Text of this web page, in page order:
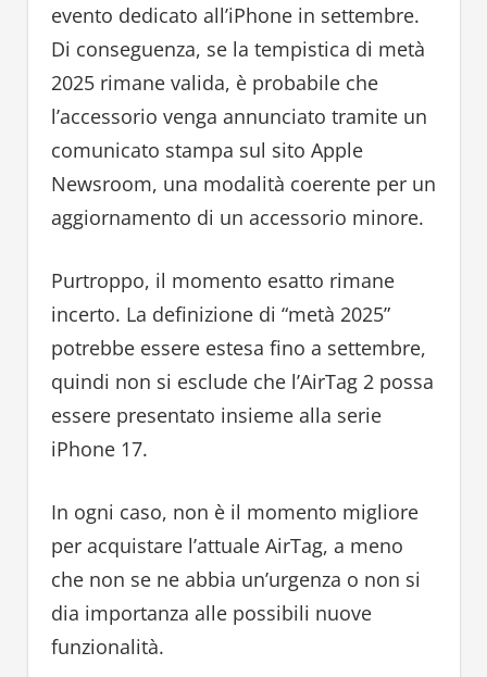
evento dedicato all’iPhone in settembre.
Di conseguenza, se la tempistica di metà
2025 rimane valida, è probabile che
l’accessorio venga annunciato tramite un
comunicato stampa sul sito Apple
Newsroom, una modalità coerente per un
aggiornamento di un accessorio minore.
Purtroppo, il momento esatto rimane
incerto. La definizione di “metà 2025”
potrebbe essere estesa fino a settembre,
quindi non si esclude che l’AirTag 2 possa
essere presentato insieme alla serie
iPhone 17.
In ogni caso, non è il momento migliore
per acquistare l’attuale AirTag, a meno
che non se ne abbia un’urgenza o non si
dia importanza alle possibili nuove
funzionalità.